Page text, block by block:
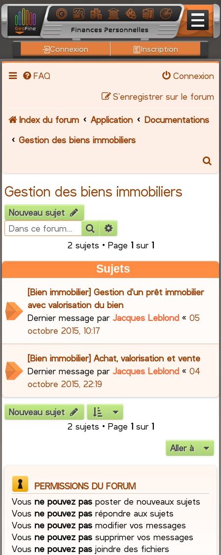
Connexion Inscription
FAQ
Connexion
S’enregistrer sur le forum
Index du forum Application
Documentations
Gestion des biens immobiliers
r
c
r
Gestion des biens immobiliers
Nouveau sujet
Rechercher
2 sujets • Page 1sur 1
Sujets
[Bien immobilier] Gestion d'un prêt immobilier
avec valorisation du bien
Dernier message parJacques Leblond «05
octobre 2015, 10:17
[Bien immobilier] Achat, valorisation et vente
Dernier message parJacques Leblond «04
octobre 2015, 22:19
Nouveau sujet
2 sujets • Page 1sur 1
Aller à
PERMISSIONS DU FORUM
Vousne pouvez pas poster de nouveaux sujets
Vousne pouvez pas répondre aux sujets
Vousne pouvez pas modifier vos messages
Vousne pouvez pas supprimer vos messages
Vousne pouvez pas joindre des fichiers